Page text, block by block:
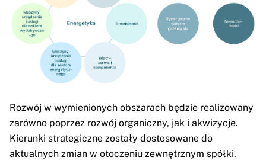
Rozwój w wymienionych obszarach będzie realizowany
zarówno poprzez rozwój organiczny, jak i akwizycje.
Kierunki strategiczne zostały dostosowane do
aktualnych zmian w otoczeniu zewnętrznym spółki.